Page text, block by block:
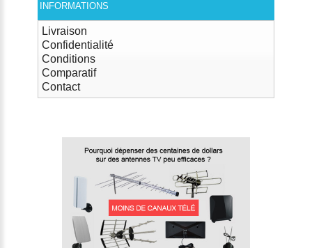
INFORMATIONS
Livraison
Confidentialité
Conditions
Comparatif
Contact